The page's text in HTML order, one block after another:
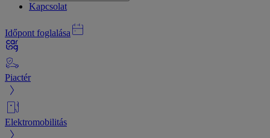
Kapcsolat
Időpont foglalása
Piactér
Elektromobilitás